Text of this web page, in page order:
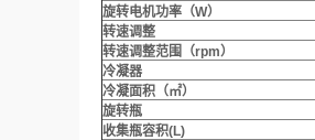
旋转电机功率（W）
转速调整
转速调整范围（rpm）
冷凝器
冷凝面积（㎡）
旋转瓶
收集瓶容积(L)